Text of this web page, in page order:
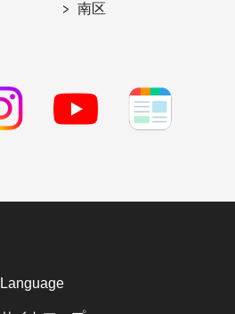
南区
Language